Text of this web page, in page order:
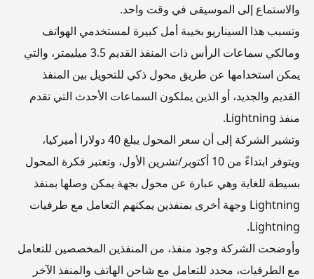
والاستماع إلى الموسيقى في وقت واحد.
وتسبب هذا السيناريو بخيبة أمل كبيرة لمستخدمي الهواتف
ومالكي سماعات الرأس ذات المنفذ القديم 3.5 ميليمتر، والتي
يمكن استخدامها عن طريق محول ذكي للتحويل بين المنفذ
القديم والجديد، أو الذين يملكون السماعات الأحدث التي تقدم
منفذ Lightning.
وتشير الشركة إلى أن سعر المحول يبلغ 40 دولارا أميركيا،
ويتوفر ابتداءً من 10 أكتوبر/تشرين الأول، وتعتبر فكرة المحول
بسيطة للغاية وهي عبارة عن محول بجهة يمكن وصلها بمنفذ
Lightning وجهة أخرى بمنفذين يمكنهم التعامل مع طرفيات
Lightning.
وأوضحت الشركة وجود منفذ، من المنفذين المخصصين للتعامل
مع الطرفيات، محدد للتعامل مع شاحن الهاتف والمنفذ الآخر